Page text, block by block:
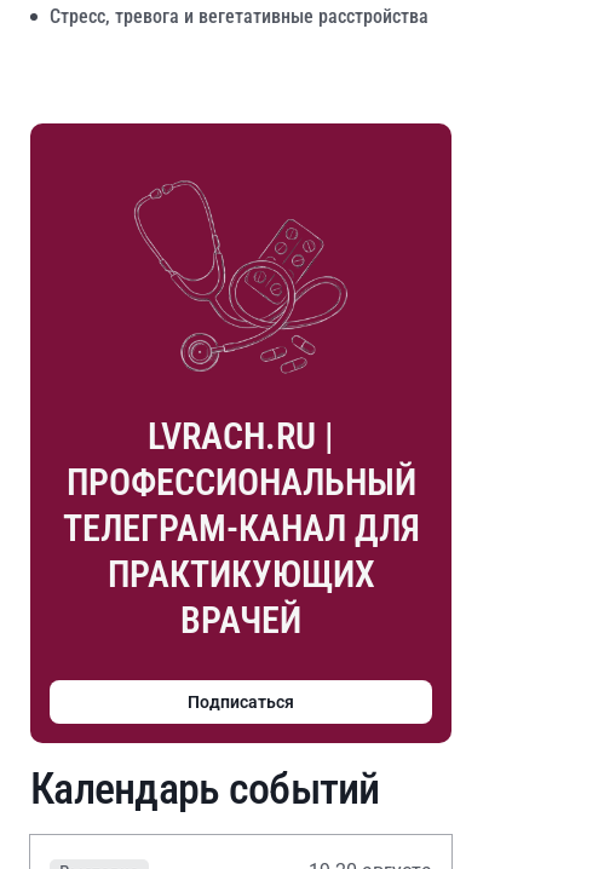
Стресс, тревога и вегетативные расстройства
LVRACH.RU |
ПРОФЕССИОНАЛЬНЫЙ
ТЕЛЕГРАМ-КАНАЛ ДЛЯ
ПРАКТИКУЮЩИХ
ВРАЧЕЙ
Подписаться
Календарь событий